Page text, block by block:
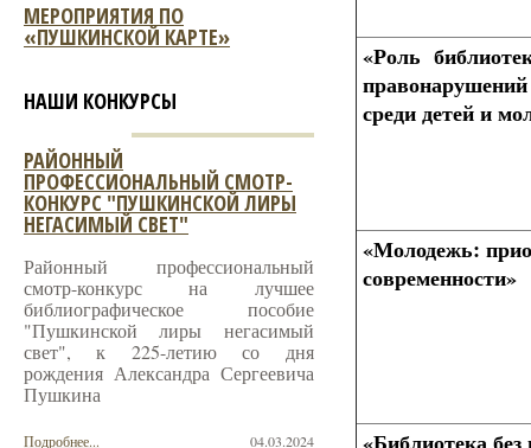
«Роль
среди детей и
«Молодежь:
современности»
МЕРОПРИЯТИЯ ПО
«ПУШКИНСКОЙ КАРТЕ»
НАШИ КОНКУРСЫ
РАЙОННЫЙ
ПРОФЕССИОНАЛЬНЫЙ СМОТР-
КОНКУРС "ПУШКИНСКОЙ ЛИРЫ
НЕГАСИМЫЙ СВЕТ"
Районный профессиональный
смотр-конкурс на лучшее
библиографическое пособие
"Пушкинской лиры негасимый
свет", к 225-летию со дня
рождения Александра Сергеевича
Пушкина
04.03.2024
Подробнее...